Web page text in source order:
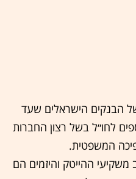
הבנקים הישראלים שעד
לחו״ל בשל רצון החברות
המשפטית.
ההייטק והיזמים הם